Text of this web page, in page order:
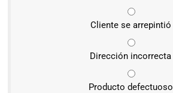
Cliente se arrepintió
Dirección incorrecta
Producto defectuoso